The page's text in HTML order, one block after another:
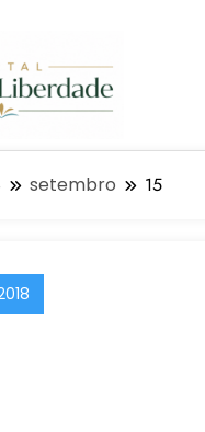
setembro 15